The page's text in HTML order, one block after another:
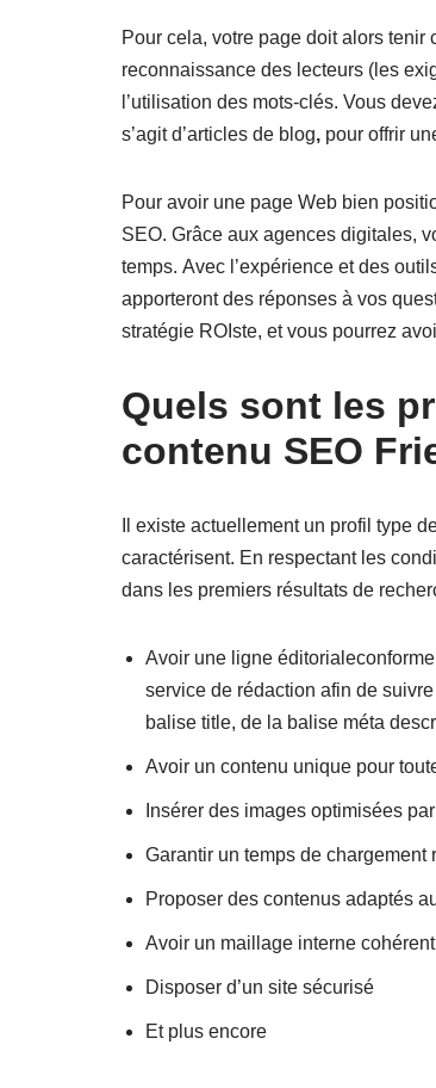
Pour cela, votre page doit alors tenir
reconnaissance des lecteurs (les
l’utilisation des mots-clés. Vous
s’agit d’articles de blog, pour offrir
Pour avoir une page Web bien
SEO. Grâce aux agences digitales,
temps. Avec l’expérience et des
apporteront des réponses à vos
stratégie ROIste, et vous pourrez
Quels sont les
contenu SEO
Il existe actuellement un profil type
caractérisent. En respectant les
dans les premiers résultats de
Avoir une ligne
service de rédaction afin de
balise title, de la balise méta
Avoir un contenu unique pour
Insérer des images optimisées
Garantir un temps de chargement
Proposer des contenus adaptés
Avoir un maillage interne cohérent
Disposer d’un site sécurisé
Et plus encore